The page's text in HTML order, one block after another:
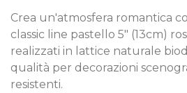
Crea un'atmosfera romantica
classic line pastello 5" (13cm)
realizzati in lattice naturale
qualità per decorazioni
resistenti.